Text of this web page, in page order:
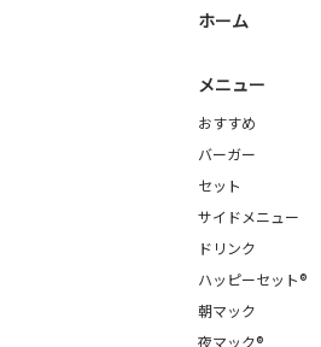
ホーム
メニュー
おすすめ
バーガー
セット
サイドメニュー
ドリンク
ハッピーセット®
朝マック
夜マック®